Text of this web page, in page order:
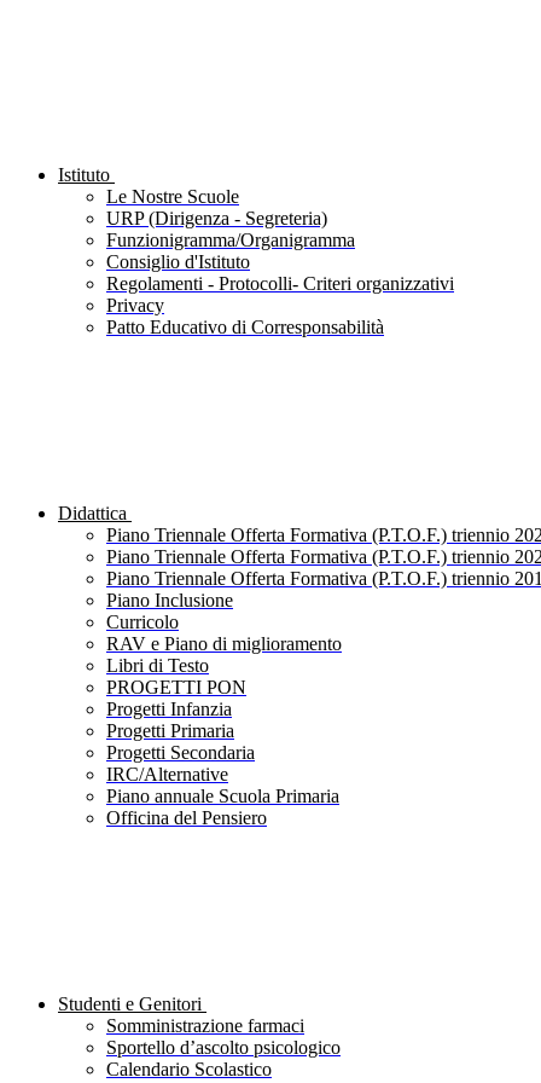
Istituto
Le Nostre Scuole
URP (Dirigenza - Segreteria)
Funzionigramma/Organigramma
Consiglio d'Istituto
Regolamenti - Protocolli- Criteri organizzativi
Privacy
Patto Educativo di Corresponsabilità
Didattica
Piano Triennale Offerta Formativa (P.T.O.F.) triennio
Piano Triennale Offerta Formativa (P.T.O.F.) triennio
Piano Triennale Offerta Formativa (P.T.O.F.) triennio
Piano Inclusione
Curricolo
RAV e Piano di miglioramento
Libri di Testo
PROGETTI PON
Progetti Infanzia
Progetti Primaria
Progetti Secondaria
IRC/Alternative
Piano annuale Scuola Primaria
Officina del Pensiero
Studenti e Genitori
Somministrazione farmaci
Sportello d’ascolto psicologico
Calendario Scolastico